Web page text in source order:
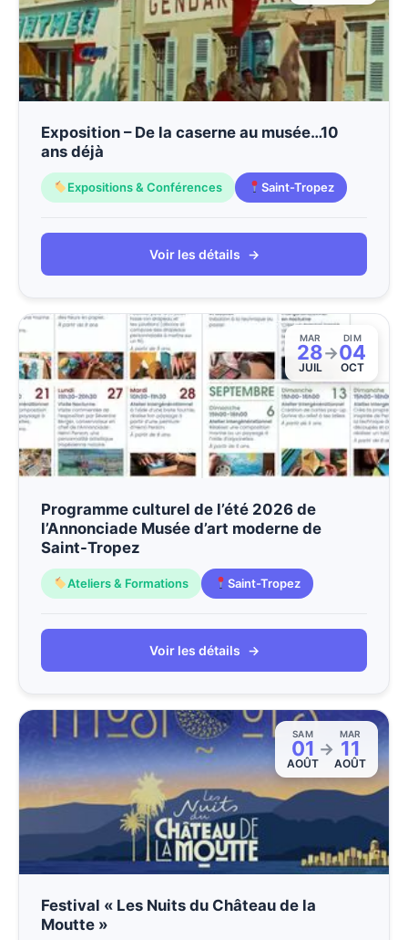
Exposition – De la caserne au musée…10
ans déjà
Expositions & Conférences Saint-Tropez
Voir les détails →
MAR
28
JUIL
→
DIM
04
OCT
Programme culturel de l’été 2026 de
l’Annonciade Musée d’art moderne de
Saint-Tropez
Ateliers & Formations Saint-Tropez
Voir les détails →
SAM
01
AOÛT
→
MAR
11
AOÛT
Festival « Les Nuits du Château de la
Moutte »